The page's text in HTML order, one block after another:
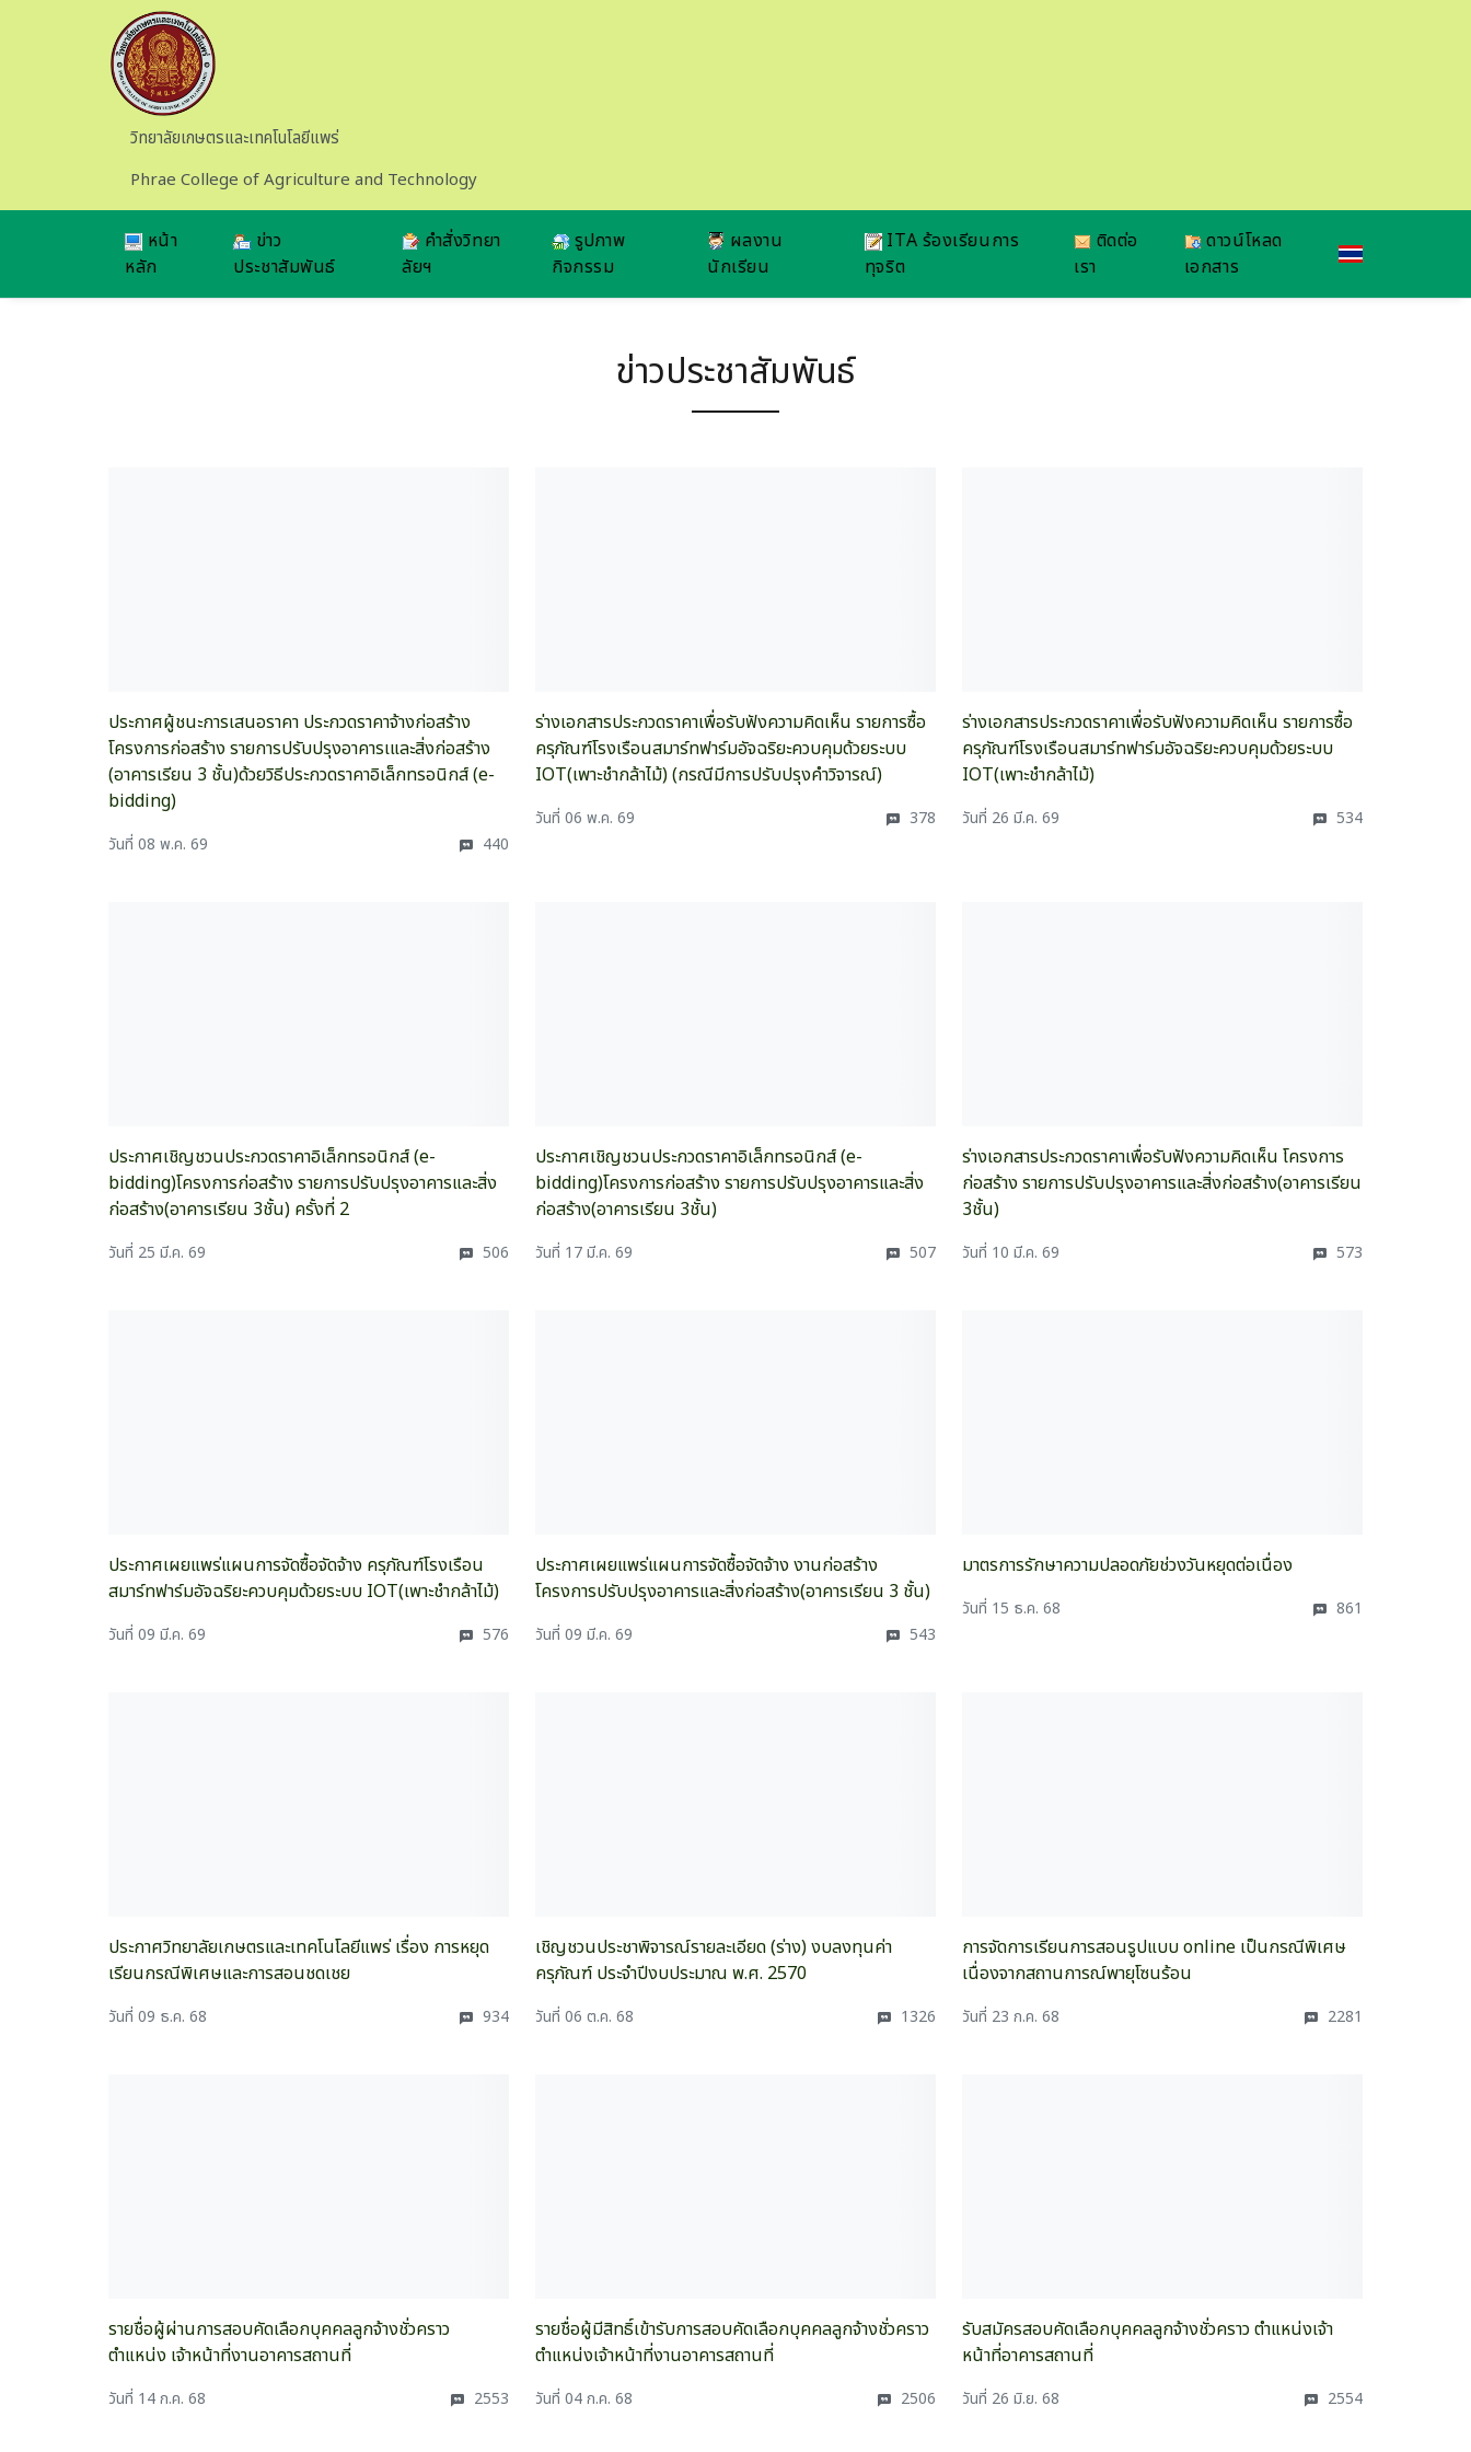
Skip to main content
วิทยาลัยเกษตรและเทคโนโลยีแพร่
Phrae College of Agriculture and Technology
หน้า
หลัก
ข่าว
ประชาสัมพันธ์
คำสั่งวิทยา
ลัยฯ
รูปภาพ
กิจกรรม
ผลงาน
นักเรียน
ITA ร้องเรียนการ
ทุจริต
ติดต่อ
เรา
ดาวน์โหลด
เอกสาร
ข่าวประชาสัมพันธ์
ประกาศผู้ชนะการเสนอราคา ประกวดราคาจ้างก่อสร้าง
โครงการก่อสร้าง รายการปรับปรุงอาคารเและสิ่งก่อสร้าง
(อาคารเรียน 3 ชั้น)ด้วยวิธีประกวดราคาอิเล็กทรอนิกส์ (e-
bidding)
วันที่ 08 พ.ค. 69 440
ร่างเอกสารประกวดราคาเพื่อรับฟังความคิดเห็น รายการซื้อ
ครุภัณฑ์โรงเรือนสมาร์ทฟาร์มอัจฉริยะควบคุมด้วยระบบ
IOT(เพาะชำกล้าไม้) (กรณีมีการปรับปรุงคำวิจารณ์)
วันที่ 06 พ.ค. 69 378
ร่างเอกสารประกวดราคาเพื่อรับฟังความคิดเห็น รายการซื้อ
ครุภัณฑ์โรงเรือนสมาร์ทฟาร์มอัจฉริยะควบคุมด้วยระบบ
IOT(เพาะชำกล้าไม้)
วันที่ 26 มี.ค. 69 534
ประกาศเชิญชวนประกวดราคาอิเล็กทรอนิกส์ (e-
bidding)โครงการก่อสร้าง รายการปรับปรุงอาคารและสิ่ง
ก่อสร้าง(อาคารเรียน 3ชั้น) ครั้งที่ 2
วันที่ 25 มี.ค. 69 506
ประกาศเชิญชวนประกวดราคาอิเล็กทรอนิกส์ (e-
bidding)โครงการก่อสร้าง รายการปรับปรุงอาคารและสิ่ง
ก่อสร้าง(อาคารเรียน 3ชั้น)
วันที่ 17 มี.ค. 69 507
ร่างเอกสารประกวดราคาเพื่อรับฟังความคิดเห็น โครงการ
ก่อสร้าง รายการปรับปรุงอาคารและสิ่งก่อสร้าง(อาคารเรียน
3ชั้น)
วันที่ 10 มี.ค. 69 573
ประกาศเผยแพร่แผนการจัดซื้อจัดจ้าง ครุภัณฑ์โรงเรือน
สมาร์ทฟาร์มอัจฉริยะควบคุมด้วยระบบ IOT(เพาะชำกล้าไม้)
วันที่ 09 มี.ค. 69 576
ประกาศเผยแพร่แผนการจัดซื้อจัดจ้าง งานก่อสร้าง
โครงการปรับปรุงอาคารและสิ่งก่อสร้าง(อาคารเรียน 3 ชั้น)
วันที่ 09 มี.ค. 69 543
มาตรการรักษาความปลอดภัยช่วงวันหยุดต่อเนื่อง
วันที่ 15 ธ.ค. 68 861
ประกาศวิทยาลัยเกษตรและเทคโนโลยีแพร่ เรื่อง การหยุด
เรียนกรณีพิเศษและการสอนชดเชย
วันที่ 09 ธ.ค. 68 934
เชิญชวนประชาพิจารณ์รายละเอียด (ร่าง) งบลงทุนค่า
ครุภัณฑ์ ประจำปีงบประมาณ พ.ศ. 2570
วันที่ 06 ต.ค. 68 1326
การจัดการเรียนการสอนรูปแบบ online เป็นกรณีพิเศษ
เนื่องจากสถานการณ์พายุโซนร้อน
วันที่ 23 ก.ค. 68 2281
รายชื่อผู้ผ่านการสอบคัดเลือกบุคคลลูกจ้างชั่วคราว
ตำแหน่ง เจ้าหน้าที่งานอาคารสถานที่
วันที่ 14 ก.ค. 68 2553
รายชื่อผู้มีสิทธิ์เข้ารับการสอบคัดเลือกบุคคลลูกจ้างชั่วคราว
ตำแหน่งเจ้าหน้าที่งานอาคารสถานที่
วันที่ 04 ก.ค. 68 2506
รับสมัครสอบคัดเลือกบุคคลลูกจ้างชั่วคราว ตำแหน่งเจ้า
หน้าที่อาคารสถานที่
วันที่ 26 มิ.ย. 68 2554